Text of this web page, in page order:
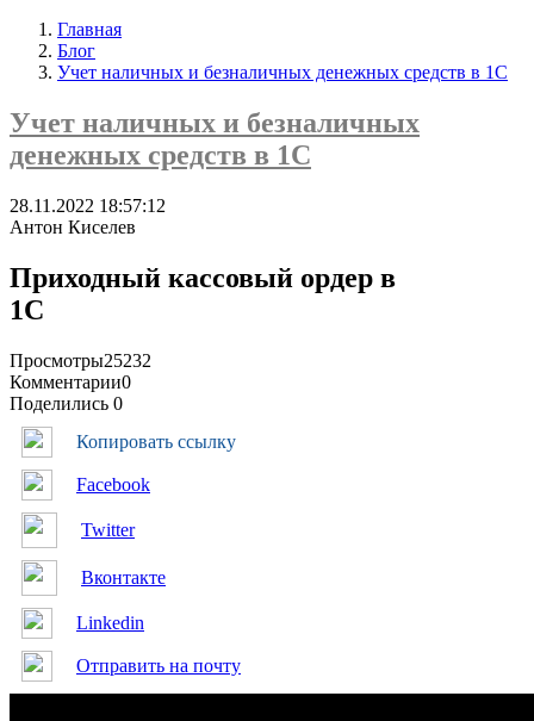
Главная
Блог
Учет наличных и безналичных денежных средств в 1С
Учет наличных и безналичных
денежных средств в 1С
28.11.2022 18:57:12
Антон Киселев
Приходный кассовый ордер в
1С
Просмотры25232
Комментарии0
Поделились 0
Копировать ссылку
Facebook
Twitter
Вконтакте
Linkedin
Отправить на почту